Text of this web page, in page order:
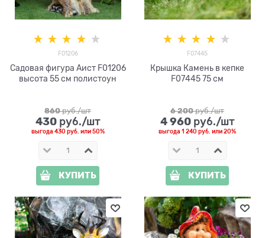
F01206
Садовая фигура Аист F01206
высота 55 см полистоун
860 руб./шт
430 руб./шт
выгода 430 руб. или50%
КУПИТЬ
F07445
Крышка Камень в кепке
F07445 75 см
6 200 руб./шт
4 960 руб./шт
выгода 1 240 руб. или20%
КУПИТЬ